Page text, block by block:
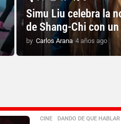
Simu Liu celebra la
de Shang-Chi con
by Carlos Arana 4 años ago
a
o
CINE ,DANDO DE QUE HABLAR